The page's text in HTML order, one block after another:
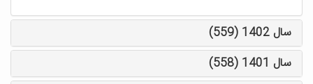
سال 1402 (559)
سال 1401 (558)